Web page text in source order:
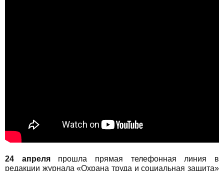
24 апреляпрошла прямая телефонная линия в
редакции журнала «Охрана труда и социальная защита»